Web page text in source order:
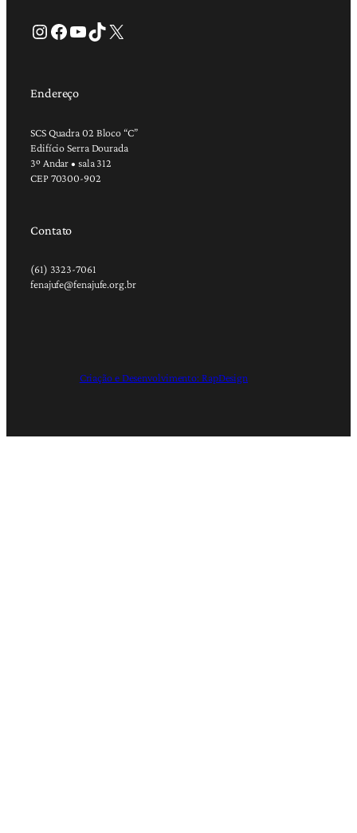
Instagram Facebook Youtube TikTok X
Endereço
SCS Quadra 02 Bloco “C”
Edifício Serra Dourada
3º Andar • sala 312
CEP 70300-902
Contato
(61) 3323-7061
fenajufe@fenajufe.org.br
Criação e Desenvolvimento: RapDesign